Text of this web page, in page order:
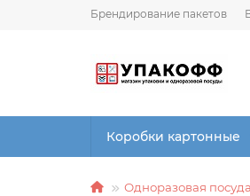
Брендирование пакетов
Коробки картонные
Одноразовая посуда